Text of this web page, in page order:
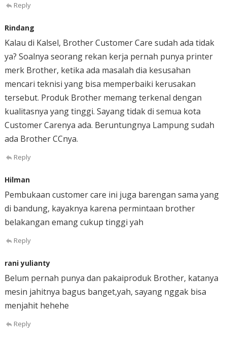
Reply
Rindang
Kalau di Kalsel, Brother Customer Care sudah ada tidak
ya? Soalnya seorang rekan kerja pernah punya printer
merk Brother, ketika ada masalah dia kesusahan
mencari teknisi yang bisa memperbaiki kerusakan
tersebut. Produk Brother memang terkenal dengan
kualitasnya yang tinggi. Sayang tidak di semua kota
Customer Carenya ada. Beruntungnya Lampung sudah
ada Brother CCnya.
Reply
Hilman
Pembukaan customer care ini juga barengan sama yang
di bandung, kayaknya karena permintaan brother
belakangan emang cukup tinggi yah
Reply
rani yulianty
Belum pernah punya dan pakaiproduk Brother, katanya
mesin jahitnya bagus banget,yah, sayang nggak bisa
menjahit hehehe
Reply